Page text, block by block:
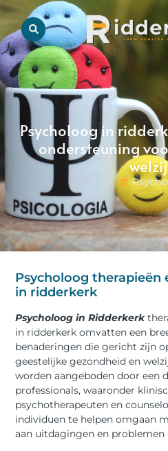
Psycholoog in
ondersteuning
Psycholoog therapieën
in ridderkerk
Psycholoog in Ridderkerk
in ridderkerk omvatten een
benaderingen die gericht zijn
geestelijke gezondheid en
worden aangeboden door een
professionals, waaronder
psychotherapeuten en
individuen te helpen omgaan
aan uitdagingen en problemen